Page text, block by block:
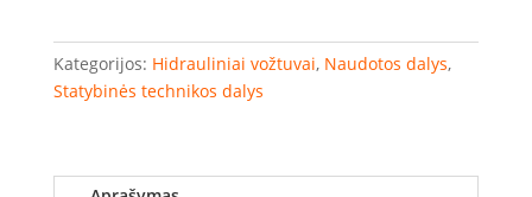
Kategorijos: Hidrauliniai vožtuvai, Naudotos dalys,
Statybinės technikos dalys